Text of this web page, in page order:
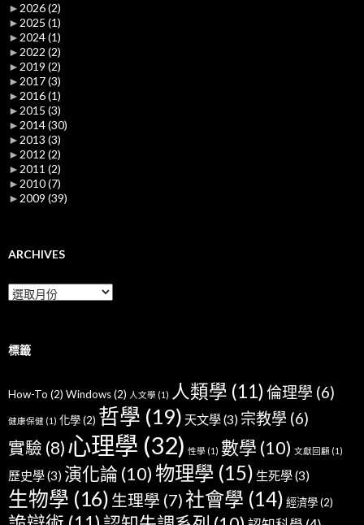
► 2026(2)
► 2025 (1)
► 2024(1)
► 2022 (2)
► 2019 (2)
► 2017(3)
► 2016(1)
► 2015 (3)
► 2014(30)
► 2013 (3)
► 2012 (2)
► 2011 (2)
► 2010(7)
► 2009 (39)
ARCHIVES
Archives
標籤
How-To (2) Windows(2) 人文學 (1) 人類學 (11) 倫理學 (6)
健康保健 (1) 化學(2) 哲學 (19) 天文學(3) 宗教學 (6)
實驗 (8) 心理學 (32) 性學 (1) 數學 (10) 文獻回顧 (1)
歷史學(3) 演化論 (10)物理學 (15) 生死學(3)
生物學 (16) 生理學 (7)社會學 (14) 經濟學(2)